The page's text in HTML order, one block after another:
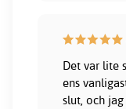
Det var lite
ens
slut, och